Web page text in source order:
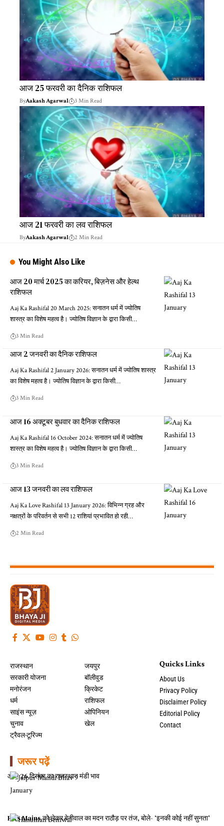
आज 25 फरवरी का दैनिक राशिफल
ByAakash Agarwal 3 Min Read
आज 21 फरवरी का लव राशिफल
ByAakash Agarwal 2 Min Read
You Might Also Like
आज 20 मार्च 2025 का करियर, बिज़नेस और हेल्थ
राशिफल
Aaj Ka Rashifal 20 March 2025: सनातन धर्म में ज्योतिष
शास्त्र का विशेष महत्व है। ज्योतिष विज्ञान के द्वारा किसी…
3 Min Read
आज 2 जनवरी का दैनिक राशिफल
Aaj Ka Rashifal 2 January 2026: सनातन धर्म में ज्योतिष शास्त्र
का विशेष महत्व है। ज्योतिष विज्ञान के द्वारा किसी…
3 Min Read
आज 16 अक्टूबर बुधवार का दैनिक राशिफल
Aaj Ka Rashifal 16 October 2024: सनातन धर्म में ज्योतिष
शास्त्र का विशेष महत्व है। ज्योतिष विज्ञान के द्वारा किसी…
3 Min Read
आज 13 जनवरी का लव राशिफल
Aaj Ka Love Rashifal 13 January 2026: विभिन्न ग्रह और
नक्षत्रों के परिवर्तन से सभी 12 राशियां प्रभावित हो रही…
2 Min Read
राजस्थान
सरकारी योजना
मनोरंजन
धर्म
साइंस न्यूज़
चुनाव
ट्रैवल-टूरिज्म
जयपुर
बॉलीवुड
क्रिकेट
राशिफल
ओपिनियन
खेल
Quicks Links
About Us
Privacy Policy
Disclaimer Policy
Editorial Policy
Contact
जरूर पढ़ें
आज 26 दिसंबर का राजस्थान मंडी भाव
RAS Mains को लेकर बेनीवाल का मदन राठौड़ पर तंज, बोले- ‘इनकी कोई नहीं सुनता’